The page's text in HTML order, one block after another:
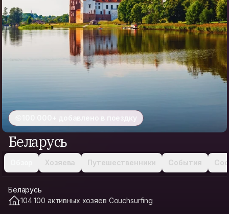
100 000+ добавлено в поездку
Беларусь
Хозяева Путешественники События
Беларусь
104 100 активных хозяев Couchsurfing